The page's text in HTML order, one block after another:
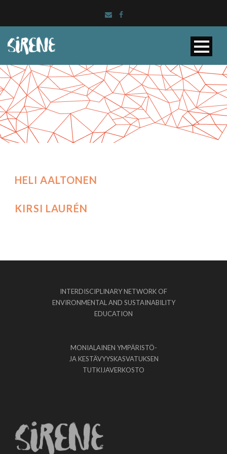
HELI AALTONEN
KIRSI LAURÉN
INTERDISCIPLINARY NETWORK OF
ENVIRONMENTAL AND SUSTAINABILITY
EDUCATION
MONIALAINEN YMPÄRISTÖ-
JA KESTÄVYYSKASVATUKSEN
TUTKIJAVERKOSTO